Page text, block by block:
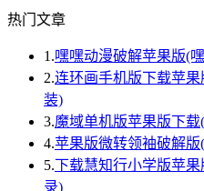
热门文章
1.嘿嘿动漫破解苹果版(
2.连环画手机版下载苹
装)
3.魔域单机版苹果版下
4.苹果版微转领袖破解
5.下载慧知行小学版苹
录)